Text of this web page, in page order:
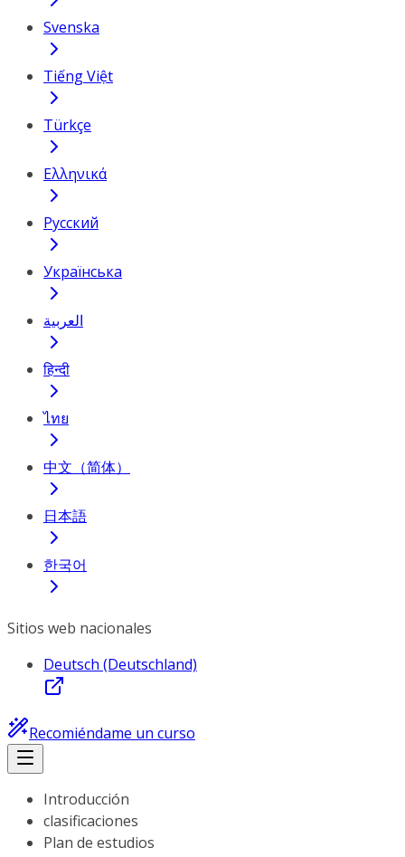
Svenska
Tiếng Việt
Türkçe
Ελληνικά
Русский
Українська
العربية
हिन्दी
ไทย
中文（简体）
日本語
한국어
Sitios web nacionales
Deutsch (Deutschland)
Recomiéndame un curso
Introducción
clasificaciones
Plan de estudios